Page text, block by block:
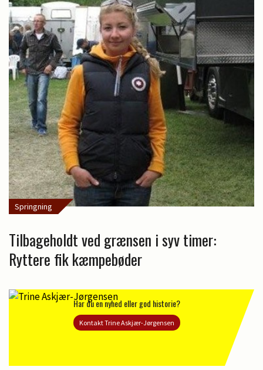
Springning
Tilbageholdt ved grænsen i syv timer:
Ryttere fik kæmpebøder
Har du en nyhed eller god historie?
Kontakt Trine Askjær-Jørgensen